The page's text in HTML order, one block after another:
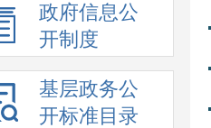
政府信息公
开制度
基层政务公
开标准目录